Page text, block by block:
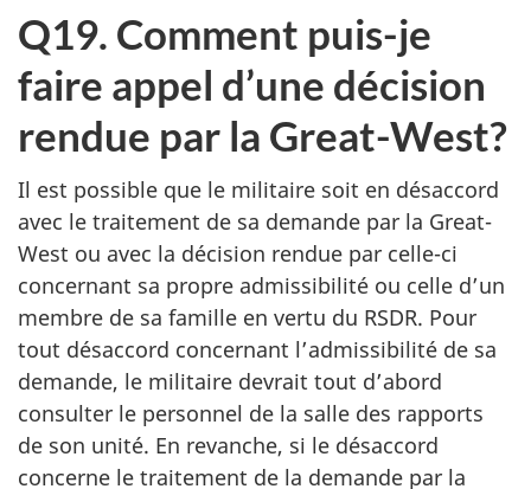
Q19. Comment puis-je
faire appel d’une décision
rendue par la Great-West?
Il est possible que le militaire soit en désaccord
avec le traitement de sa demande par la Great-
West ou avec la décision rendue par celle-ci
concernant sa propre admissibilité ou celle d’un
membre de sa famille en vertu du RSDR. Pour
tout désaccord concernant l’admissibilité de sa
demande, le militaire devrait tout d’abord
consulter le personnel de la salle des rapports
de son unité. En revanche, si le désaccord
concerne le traitement de la demande par la